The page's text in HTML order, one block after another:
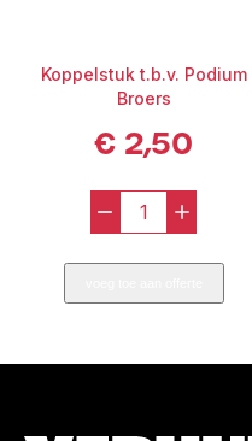
Koppelstuk t.b.v. Podium
Broers
€ 2,50
-
Koppelstuk
t.b.v.
Podium
aantal
+